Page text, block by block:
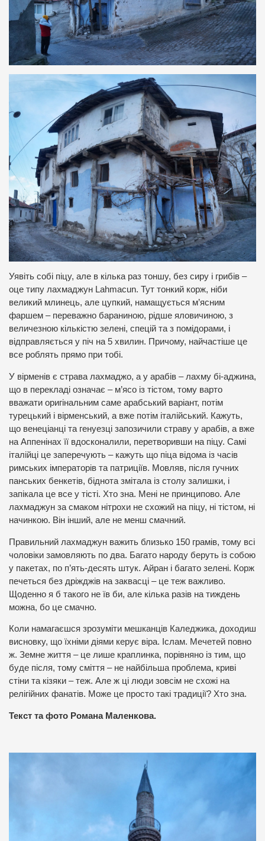
Уявіть собі піцу, але в кілька раз тоншу, без сиру і грибів –
оце типу лахмаджун Lahmacun. Тут тонкий корж, ніби
великий млинець, але цупкий, намащується м’ясним
фаршем – переважно бараниною, рідше яловичиною, з
величезною кількістю зелені, спецій та з помідорами, і
відправляється у піч на 5 хвилин. Причому, найчастіше це
все роблять прямо при тобі.
У вірменів є страва лахмаджо, а у арабів – лахму бі-аджина,
що в перекладі означає – м’ясо із тістом, тому варто
вважати оригінальним саме арабський варіант, потім
турецький і вірменський, а вже потім італійський. Кажуть,
що венеціанці та генуезці запозичили страву у арабів, а вже
на Аппенінах її вдосконалили, перетворивши на піцу. Самі
італійці це заперечують – кажуть що піца відома із часів
римських імператорів та патриціїв. Мовляв, після гучних
панських бенкетів, біднота змітала із столу залишки, і
запікала це все у тісті. Хто зна. Мені не принципово. Але
лахмаджун за смаком нітрохи не схожий на піцу, ні тістом, ні
начинкою. Він інший, але не менш смачний.
Правильний лахмаджун важить близько 150 грамів, тому всі
чоловіки замовляють по два. Багато народу беруть із собою
у пакетах, по п’ять-десять штук. Айран і багато зелені. Корж
печеться без дріжджів на заквасці – це теж важливо.
Щоденно я б такого не їв би, але кілька разів на тиждень
можна, бо це смачно.
Коли намагаєшся зрозуміти мешканців Каледжика, доходиш
висновку, що їхніми діями керує віра. Іслам. Мечетей повно
ж. Земне життя – це лише краплинка, порівняно із тим, що
буде після, тому сміття – не найбільша проблема, криві
стіни та кізяки – теж. Але ж ці люди зовсім не схожі на
релігійних фанатів. Може це просто такі традиції? Хто зна.
Текст та фото Романа Маленкова.